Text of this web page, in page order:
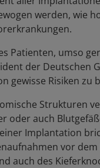
werden, wie
Patienten, umso
der Deutschen
gewisse Risiken zu
Strukturen
oder auch
Implantation
vor
auch des